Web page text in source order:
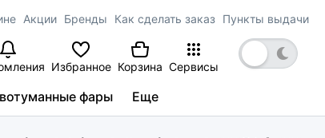
Акции Бренды Как сделать заказ Пункты выдачи
Избранное Корзина Сервисы
фары Еще